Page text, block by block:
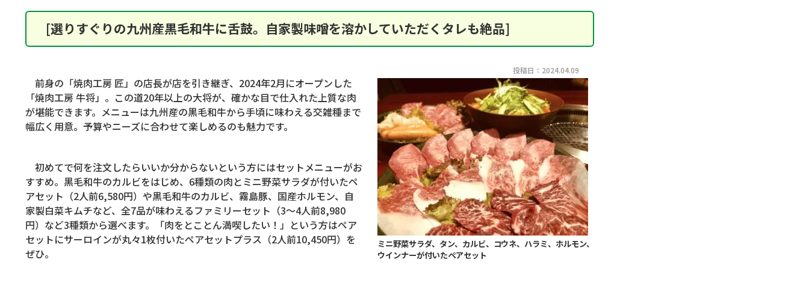
[選りすぐりの九州産黒毛和牛に舌鼓。自家製味噌を溶かしていただくタレも絶品]
投稿日：2024.04.09
ミニ野菜サラダ、タン、カルビ、コウネ、ハラミ、ホルモン、
ウインナーが付いたペアセット
前身の「焼肉工房 匠」の店長が店を引き継ぎ、 2024年2月にオープンした
「焼肉工房 牛将」。この道20年以上の大将が、確かな目で仕入れた上質な肉
が堪能できます。メニューは九州産の黒毛和牛から手頃に味わえる交雑種まで
幅広く用意。予算やニーズに合わせて楽しめるのも魅力です。
初めてで何を注文したらいいか分からないという方にはセットメニューがお
すすめ。黒毛和牛のカルビをはじめ、 6種類の肉とミニ野菜サラダが付いたペ
アセット（2人前6,580円）や黒毛和牛のカルビ、霧島豚、国産ホルモン、自
家製白菜キムチなど、全7品が味わえるファミリーセット（3～4人前8,980
円）など3種類から選べます。「肉をとことん満喫したい！」という方はペア
セットにサーロインが丸々1枚付いたペアセットプラス（2人前10,450円）を
ぜひ。